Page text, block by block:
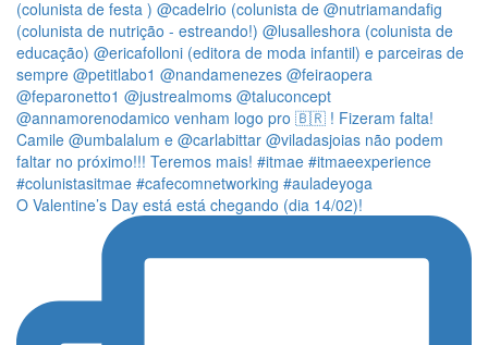
O Valentine’s Day está está chegando (dia 14/02)!